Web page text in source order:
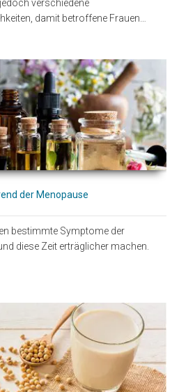
verschiedene
damit betroffene Frauen…
der Menopause
bestimmte Symptome der
diese Zeit erträglicher machen.